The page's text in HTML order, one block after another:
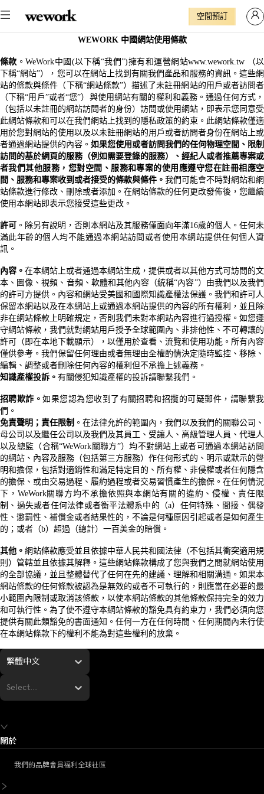
空間預訂
WEWORK 中國網站使用條款
條款 。WeWork中國 (以下稱“我們”)擁有和運營網站www.wework.tw
（以
下稱“網站”），您可以在網站上找到有關我們產品和服務的資訊。這些網
站的條款與條件（下稱“網站條款”）描述了未註冊網站的用戶或者訪問者
（下稱“用戶”或者“您”）與使用網站有關的權利和義務。通過任何方式，
（包括以未註冊的網站訪問者的身份）訪問或使用網站，即表示您同意受
此網站條款和可以在我們網站上找到的隱私政策的約束。此網站條款僅適
用於您對網站的使用以及以未註冊網站的用戶或者訪問者身份在網站上或
者通過網站提供的內容。 如果您使用或者訪問我們的任何物理空間、限制
訪問的基於網頁的服務（例如需要登錄的服務）、經紀人或者推薦專案或
者我們其他服務，您對空間、服務和專案的使用應遵守您在註冊相應空
間、服務和專案收到或者接受的條款與條件。 我們可能會不時對網站和網
站條款進行修改、刪除或者添加。在網站條款的任何更改發佈後，您繼續
使用本網站即表示您接受這些更改。
許可 。除另有說明，否則本網站及其服務僅面向年滿16歲的個人。任何未
滿此年齡的個人均不能通過本網站訪問或者使用本網站提供任何個人資
訊。
內容。 在本網站上或者通過本網站生成，提供或者以其他方式可訪問的文
本、圖像、視頻、音頻、軟體和其他內容（統稱“內容”）由我們以及我們
的許可方提供。內容和網站受美國和國際知識產權法保護。我們和許可人
保留本網站以及在本網站上或通過本網站提供的內容的所有權利，並且除
非在網站條款上明確規定，否則我們未對本網站內容進行過授權。如您遵
守網站條款，我們就對網站用戶授予全球範圍內、非排他性、不可轉讓的
許可（即在本地下載顯示），以僅用於查看、流覽和使用功能。所有內容
僅供參考。我們保留任何理由或者無理由全權酌情決定隨時監控、移除、
編輯、調整或者刪除任何內容的權利但不承擔上述義務。
知識產權投訴。 有關侵犯知識產權的投訴請聯繫我們。
招聘欺詐。如果您認為您收到了有關招聘和招攬的可疑郵件，請聯繫我
們。
免責聲明；責任限制 。在法律允許的範圍內，我們以及我們的關聯公司、
母公司以及繼任公司以及我們及其員工、受讓人、高級管理人員、代理人
以及總監（合稱“WeWork 關聯方”）均不對網站上或者可通過本網站訪問
的網站、內容及服務（包括第三方服務）作任何形式的、明示或默示的聲
明和擔保，包括對適銷性和滿足特定目的、所有權、非侵權或者任何隱含
的擔保、或由交易過程、履約過程或者交易習慣產生的擔保。在任何情況
下， WeWork關聯方均不承擔依照與本網站有關的違約、侵權、責任限
制、過失或者任何法律或者衡平法體系中的（a）任何特殊、間接、偶發
性、懲罰性、補償金或者結果性的，不論是何種原因引起或者是如何產生
的；或者（b）超過（總計）一百美金的賠償。
其他。 網站條款應受並且依據中華人民共和國法律（不包括其衝突適用規
則）管轄並且依據其解釋。這些網站條款構成了您與我們之間就網站使用
的全部協議，並且整體替代了任何在先的建議、理解和相關溝通。如果本
網站條款的任何條款被認為是無效的或者不可執行的，則應當在必要的最
小範圍內限制或取消該條款，以使本網站條款的其他條款保持完全的效力
和可執行性。為了使不遵守本網站條款的豁免具有約束力，我們必須向您
提供有關此類豁免的書面通知。任何一方在任何時間、任何期間內未行使
在本網站條款下的權利不能為對這些權利的放棄。
繁體中文
Select...
關於
我們的品牌會員福利 全球社區